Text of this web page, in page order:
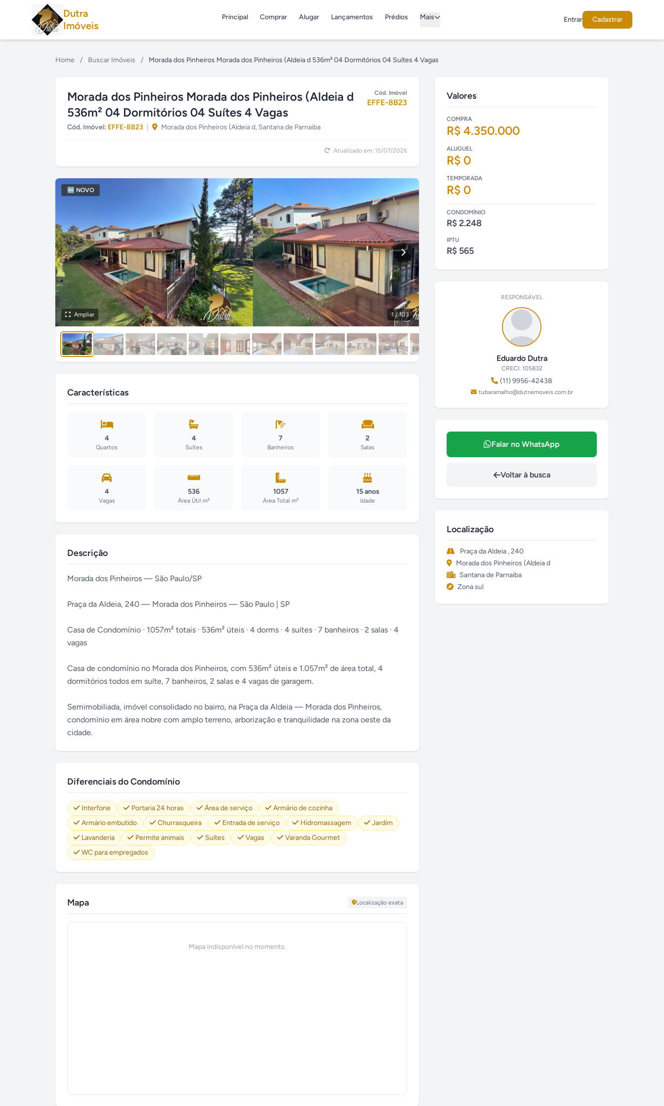
Dutra
Imóveis
Principal Comprar Alugar Lançamentos Prédios Mais Entrar Cadastrar
Home / Buscar Imóveis / Morada dos Pinheiros Morada dos Pinheiros (Aldeia d 536m² 04 Dormitórios 04 Suítes 4 Vagas
Morada dos Pinheiros Morada dos Pinheiros (Aldeia d
536m² 04 Dormitórios 04 Suítes 4 Vagas
Cód. Imóvel: EFFE-8B23 Morada dos Pinheiros (Aldeia d, Santana de Parnaiba
Cód. Imóvel
EFFE-8B23
Atualizado em: 15/07/2026
1 / 103
🆕 NOVO
Ampliar
Características
4
Quartos
4
Suítes
7
Banheiros
2
Salas
4
Vagas
536
Área Útil m²
1057
Área Total m²
15 anos
Idade
Descrição
Morada dos Pinheiros — São Paulo/SP
Praça da Aldeia, 240 — Morada dos Pinheiros — São Paulo | SP
Casa de Condomínio · 1057m² totais · 536m² úteis · 4 dorms · 4 suítes · 7 banheiros · 2 salas · 4
vagas
Casa de condomínio no Morada dos Pinheiros, com 536m² úteis e 1.057m² de área total, 4
dormitórios todos em suíte, 7 banheiros, 2 salas e 4 vagas de garagem.
Semimobiliada, imóvel consolidado no bairro, na Praça da Aldeia — Morada dos Pinheiros,
condomínio em área nobre com amplo terreno, arborização e tranquilidade na zona oeste da
cidade.
Diferenciais do Condomínio
Interfone Portaria 24 horas Área de serviço
Armário de cozinha
Armário embutido
Churrasqueira Entrada de serviço Hidromassagem
Jardim
Lavanderia
Permite animais Suítes Vagas
Varanda Gourmet
WC para empregados
Mapa Localização exata
Mapa indisponível no momento.
Valores
COMPRA
R$ 4.350.000
ALUGUEL
R$ 0
TEMPORADA
R$ 0
CONDOMÍNIO
R$ 2.248
IPTU
R$ 565
RESPONSÁVEL
Eduardo Dutra
CRECI: 105832
(11) 9956-42438
tubaramalho@dutraimoveis.com.br
Falar no WhatsApp
Voltar à busca
Localização
Praça da Aldeia , 240
Morada dos Pinheiros (Aldeia d
Santana de Parnaiba
Zona sul